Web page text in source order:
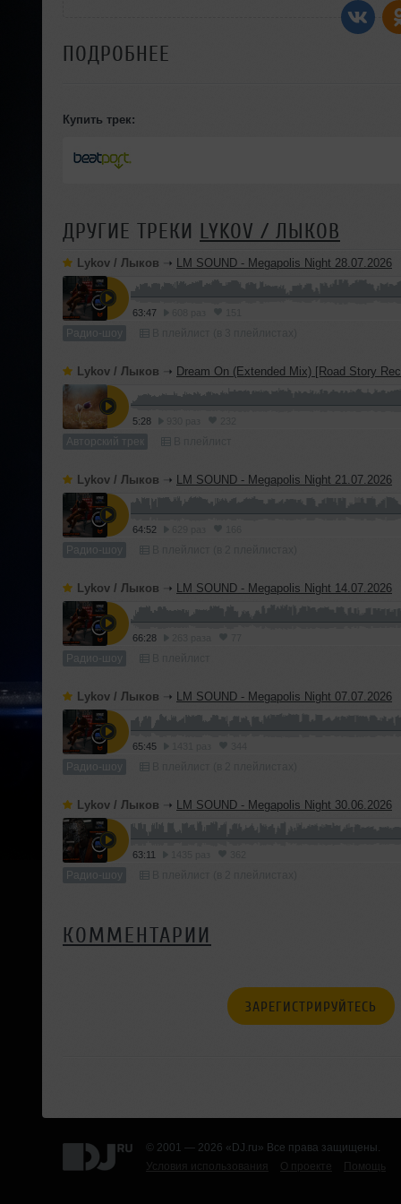
ПОДРОБНЕЕ
Купить трек:
ДРУГИЕ ТРЕКИ LYKOV / ЛЫКОВ
Lykov / Лыков ➝ LM SOUND - Megapolis Night 28.07.2026
63:47
Радио-шоу
Lykov / Лыков ➝ Dream On (Extended Mix) [Road Story
5:28
Авторский трек
Lykov / Лыков ➝ LM SOUND - Megapolis Night 21.07.2026
64:52
Радио-шоу
Lykov / Лыков ➝ LM SOUND - Megapolis Night 14.07.2026
66:28
Радио-шоу
Lykov / Лыков ➝ LM SOUND - Megapolis Night 07.07.2026
65:45
Радио-шоу
Lykov / Лыков ➝ LM SOUND - Megapolis Night 30.06.2026
63:11
Радио-шоу
КОММЕНТАРИИ
ЗАРЕГИСТРИРУЙТЕСЬ
© 2001 — 2026 «DJ.ru» Все права защищены.
Условия использования
О проекте Помощь